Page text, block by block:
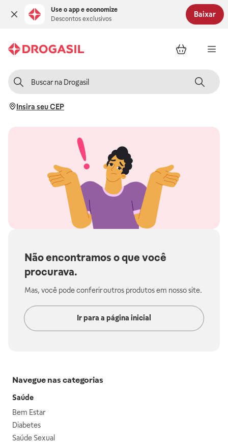
Use o app e economize
Descontos exclusivos
Baixar
Insira seu CEP
Não encontramos o que você
procurava.
Mas, você pode conferir outros produtos em nosso site.
Ir para a página inicial
Navegue nas categorias
Saúde
Bem Estar
Diabetes
Saúde Sexual